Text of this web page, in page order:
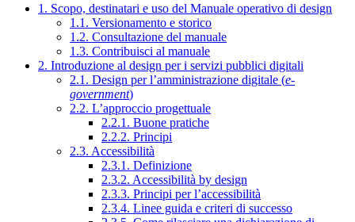
1. Scopo, destinatari e uso del Manuale operativo di design
1.1. Versionamento e storico
1.2. Consultazione del manuale
1.3. Contribuisci al manuale
2. Introduzione al design per i servizi pubblici digitali
2.1. Design per l’amministrazione digitale (e-
government)
2.2. L’approccio progettuale
2.2.1. Buone pratiche
2.2.2. Principi
2.3. Accessibilità
2.3.1. Definizione
2.3.2. Accessibilità by design
2.3.3. Principi per l’accessibilità
2.3.4. Linee guida e criteri di successo